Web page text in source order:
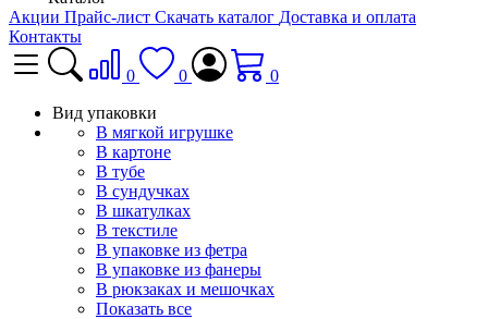
Акции Прайс-лист Скачать каталог Доставка и оплата
Контакты
0 0
0
Вид упаковки
В мягкой игрушке
В картоне
В тубе
В сундучках
В шкатулках
В текстиле
В упаковке из фетра
В упаковке из фанеры
В рюкзаках и мешочках
Показать все